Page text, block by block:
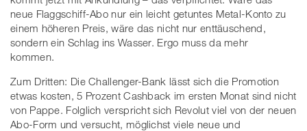
neue Flaggschiff-Abo nur ein leicht getuntes Metal-Konto zu
einem höheren Preis, wäre das nicht nur enttäuschend,
sondern ein Schlag ins Wasser. Ergo muss da mehr
kommen.
Zum Dritten: Die Challenger-Bank lässt sich die Promotion
etwas kosten, 5 Prozent Cashback im ersten Monat sind nicht
von Pappe. Folglich verspricht sich Revolut viel von der neuen
Abo-Form und versucht, möglichst viele neue und